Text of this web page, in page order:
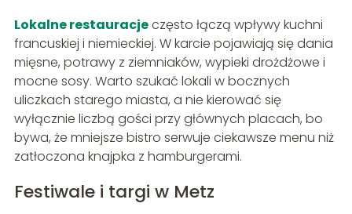
Lokalne restauracjeczęsto łączą wpływy kuchni
francuskiej i niemieckiej. W karcie pojawiają się dania
mięsne, potrawy z ziemniaków, wypieki drożdżowe i
mocne sosy. Warto szukać lokali w bocznych
uliczkach starego miasta, a nie kierować się
wyłącznie liczbą gości przy głównych placach, bo
bywa, że mniejsze bistro serwuje ciekawsze menu niż
zatłoczona knajpka z hamburgerami.
Festiwale i targi w Metz